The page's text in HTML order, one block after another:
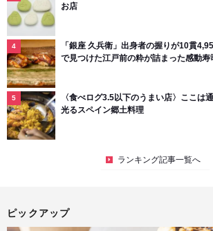
お店
「銀座 久兵衛」出身者の握りが10貫
で見つけた江戸前の粋が詰まった感動寿
〈食べログ3.5以下のうまい店〉ここは
光るスペイン郷土料理
ランキング記事一覧へ
ピックアップ